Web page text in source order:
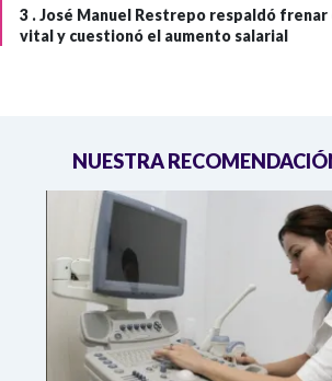
3 .José Manuel Restrepo respaldó frenar
vital y cuestionó el aumento salarial
NUESTRA